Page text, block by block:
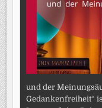
und der
Gedankenfreiheit“